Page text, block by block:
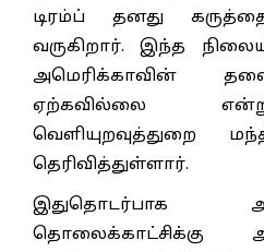
டிரம்ப் தனது
வருகிறார். இந்த
அமெரிக்காவின்
ஏற்கவில்லை
வெளியுறவுத்துறை
தெரிவித்துள்ளார்.
இதுதொடர்பாக
தொலைக்காட்சிக்கு